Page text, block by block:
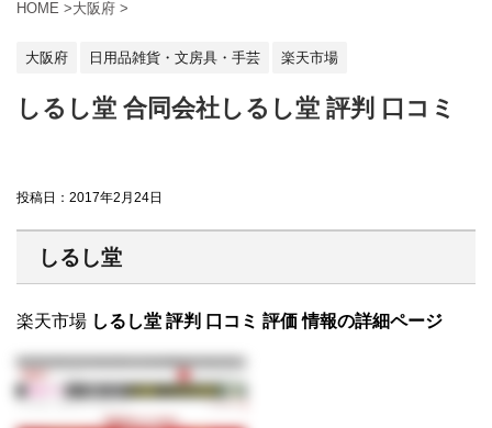
HOME >大阪府 >
大阪府 日用品雑貨・文房具・手芸 楽天市場
しるし堂 合同会社しるし堂 評判 口コミ
投稿日： 2017年2月24日
しるし堂
楽天市場 しるし堂 評判 口コミ 評価 情報の詳細ページ